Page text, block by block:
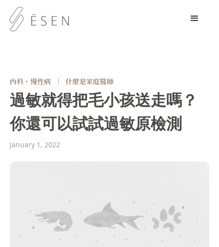
內科・慢性病 ｜ 什麼是家庭醫師
過敏就得把毛小孩送走嗎？
你還可以試試過敏原檢測
January 1, 2022